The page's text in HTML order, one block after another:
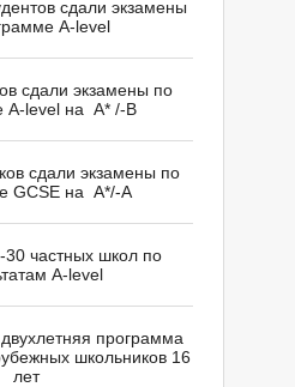
сдали экзамены
A-level
сдали экзамены по
A-level на A* /-B
сдали экзамены по
GCSE на A*/-A
частных школ по
A-level
программа
школьников 16
лет